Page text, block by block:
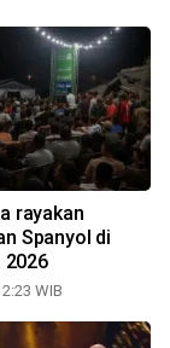
rayakan
Spanyol di
2026
WIB